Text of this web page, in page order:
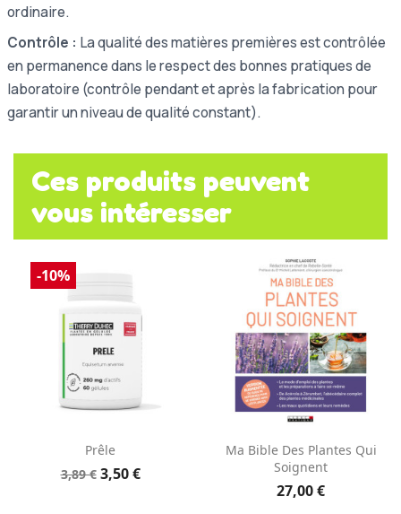
ordinaire.
Contrôle : La qualité des matières premières est contrôlée
en permanence dans le respect des bonnes pratiques de
laboratoire (contrôle pendant et après la fabrication pour
garantir un niveau de qualité constant).
Ces produits peuvent
vous intéresser
Prêle
3,89 € 3,50 €
-10%
Ma Bible Des Plantes Qui
Soignent
27,00 €